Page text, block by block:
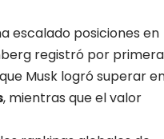
escalado posiciones en
registró por primera
Musk logró superar
, mientras que el valor